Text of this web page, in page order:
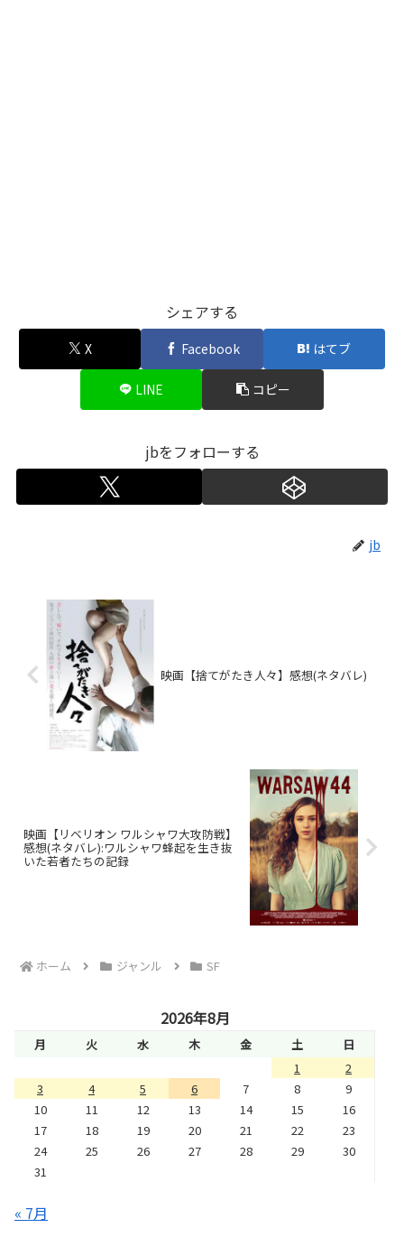
シェアする
X Facebook はてブ
LINE コピー
jbをフォローする
jb
映画【捨てがたき人々】感想(ネタバレ)
映画【リベリオン ワルシャワ大攻防戦】
感想(ネタバレ):ワルシャワ蜂起を生き抜
いた若者たちの記録
ホーム ジャンル SF
2026年8月
月 火 水 木 金 土
日
1
2
3
4 5 6 7 8
9
10
11 12 13 14 15
16
17
18 19 20 21 22
23
24
25 26 27 28 29
30
31
« 7月